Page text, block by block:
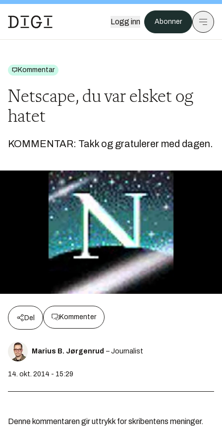
Logg inn Abonner
Kommentar
Netscape, du var elsket og
hatet
KOMMENTAR: Takk og gratulerer med dagen.
Del Kommenter
Marius B. Jørgenrud – Journalist
14. okt. 2014 - 15:29
Denne kommentaren gir uttrykk for skribentens meninger.